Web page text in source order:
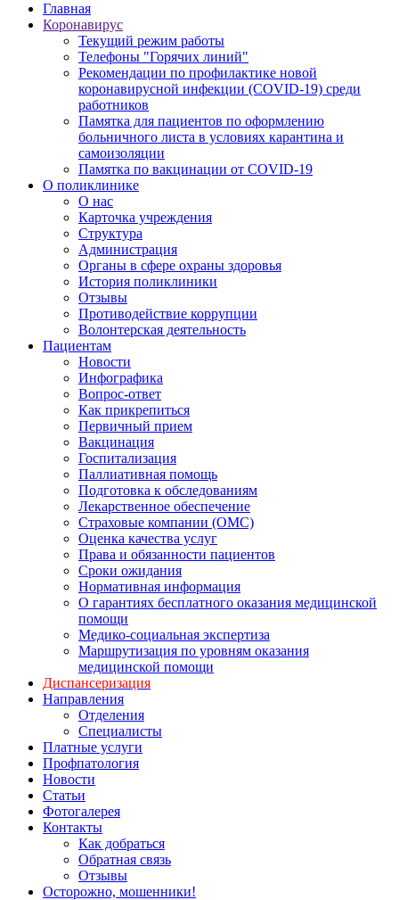
Главная
Коронавирус
Текущий режим работы
Телефоны "Горячих линий"
Рекомендации по профилактике новой
коронавирусной инфекции (COVID-19) среди
работников
Памятка для пациентов по оформлению
больничного листа в условиях карантина и
самоизоляции
Памятка по вакцинации от COVID-19
О поликлинике
О нас
Карточка учреждения
Структура
Администрация
Органы в сфере охраны здоровья
История поликлиники
Отзывы
Противодействие коррупции
Волонтерская деятельность
Пациентам
Новости
Инфографика
Вопрос-ответ
Как прикрепиться
Первичный прием
Вакцинация
Госпитализация
Паллиативная помощь
Подготовка к обследованиям
Лекарственное обеспечение
Страховые компании (ОМС)
Оценка качества услуг
Права и обязанности пациентов
Сроки ожидания
Нормативная информация
О гарантиях бесплатного оказания медицинской
помощи
Медико-социальная экспертиза
Маршрутизация по уровням оказания
медицинской помощи
Диспансеризация
Направления
Отделения
Специалисты
Платные услуги
Профпатология
Новости
Статьи
Фотогалерея
Контакты
Как добраться
Обратная связь
Отзывы
Осторожно, мошенники!